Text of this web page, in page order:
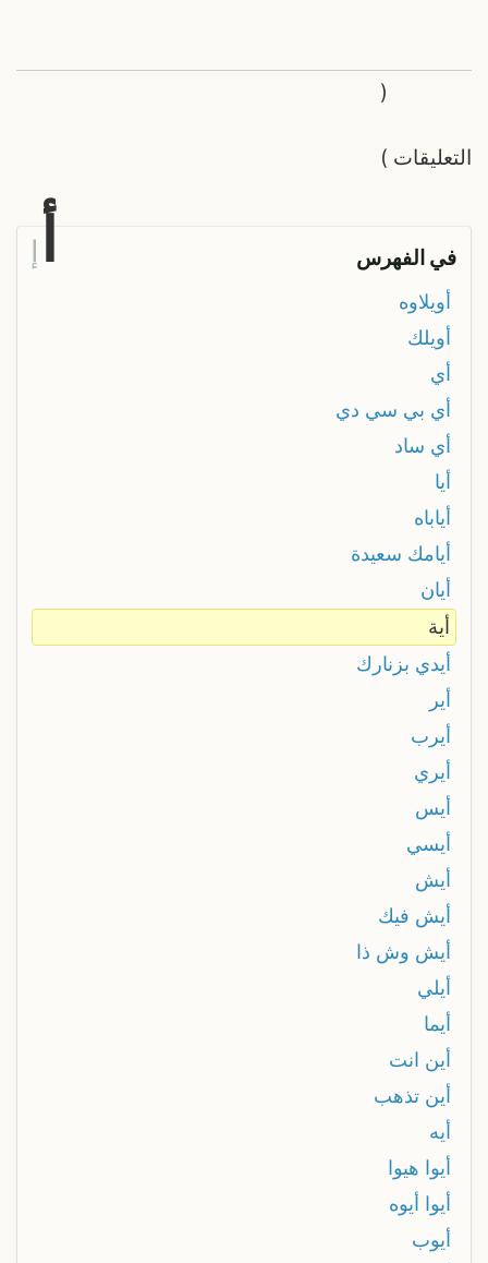
التعليقات
(
)
في الفهرس إ
أويلاوه
أويلك
أي
أي بي سي دي
أي ساد
أيا
أياباه
أيامك سعيدة
أيان
أية
أيدي بزنارك
أير
أيرب
أيري
أيس
أيسي
أيش
أيش فيك
أيش وش ذا
أيلي
أيما
أين انت
أين تذهب
أيه
أيوا هيوا
أيوا أيوه
أيوب